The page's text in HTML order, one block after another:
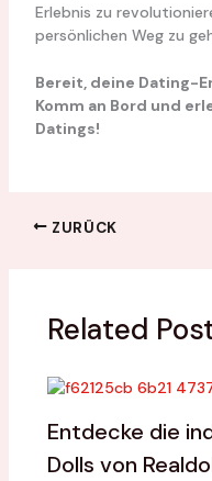
Erlebnis zu
persönlichen Weg zu
Bereit, deine Dating-
Komm an Bord und
Datings!
ZURÜCK
Related
Entdecke die
Dolls von